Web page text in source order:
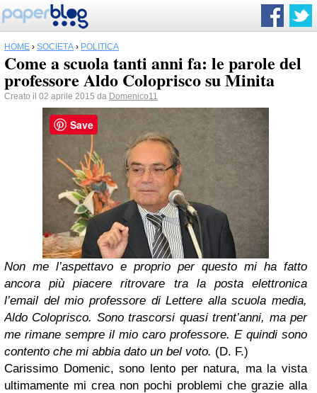
HOME › SOCIETÀ › POLITICA
Come a scuola tanti anni fa: le parole del
professore Aldo Coloprisco su Minita
Creato il 02 aprile 2015 da Domenico11
Non me l’aspettavo e proprio per questo mi ha fatto
ancora più piacere ritrovare tra la posta elettronica
l’email del mio professore di Lettere alla scuola media,
Aldo Coloprisco. Sono trascorsi quasi trent’anni, ma per
me rimane sempre il mio caro professore. E quindi sono
contento che mi abbia dato un bel voto. (D. F.)
Carissimo Domenic, sono lento per natura, ma la vista
ultimamente mi crea non pochi problemi che grazie alla
Save